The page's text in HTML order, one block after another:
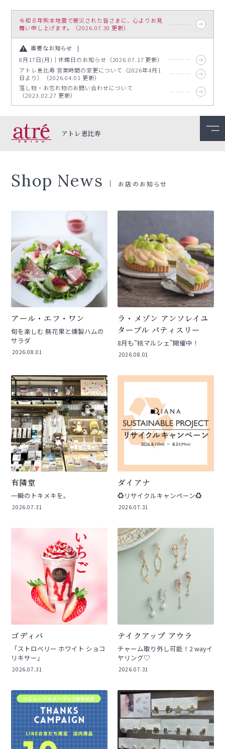
令和８年熊本地震で被災された皆さまに、心よりお見
舞い申し上げます。（2026.07.30 更新）
重要なお知らせ
8月17日(月)｜休館日のお知らせ（2026.07.17 更新）
アトレ恵比寿 営業時間の変更について（2026年4月1
日より）（2026.04.01 更新）
落し物・お忘れ物のお問い合わせについて
（2023.02.27 更新）
アトレ恵比寿
Shop News お店のお知らせ
アール・エフ・ワン
旬を楽しむ 無花果と燻製ハムの
サラダ
2026.08.01
ラ・メゾン アンソレイユ
ターブル パティスリー
8月も”桃マルシェ”開催中！
2026.08.01
有隣堂
一瞬のトキメキを。
2026.07.31
ダイアナ
♻️リサイクルキャンペーン♻️
2026.07.31
ゴディバ
「ストロベリー ホワイト ショコ
リキサー」
2026.07.31
テイクアップ アウラ
チャーム取り外し可能！2 wayイ
ヤリング♡
2026.07.31